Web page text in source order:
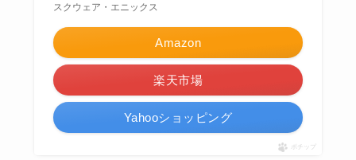
スクウェア・エニックス
Amazon
楽天市場
Yahooショッピング
ポチップ